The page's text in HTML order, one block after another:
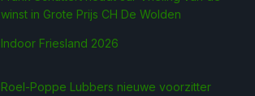
winst in Grote Prijs CH De Wolden
Indoor Friesland 2026
Roel-Poppe Lubbers nieuwe voorzitter